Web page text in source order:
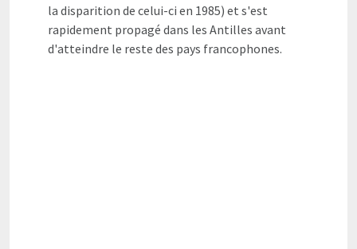
la disparition de celui-ci en 1985) et s'est
rapidement propagé dans les Antilles avant
d'atteindre le reste des pays francophones.